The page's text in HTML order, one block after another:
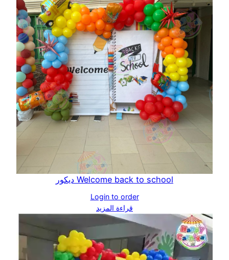
Welcome back to school ديكور
Login to order
قراءة المزيد